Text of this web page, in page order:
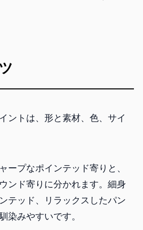
ントは、形と素材、色、サイ
ープなポインテッド寄りと、
ンド寄りに分かれます。細身
テッド、リラックスしたパン
染みやすいです。